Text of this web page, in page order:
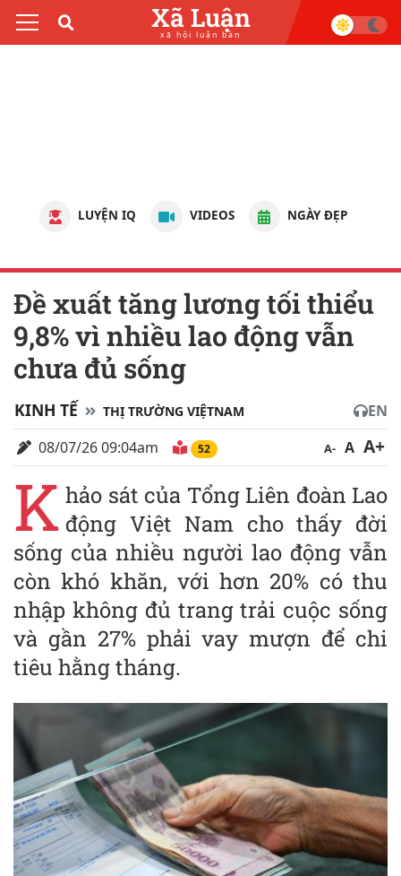
Xã Luận
xã hội luận bàn
LUYỆN IQ VIDEOS NGÀY ĐẸP
Đề xuất tăng lương tối thiểu
9,8% vì nhiều lao động vẫn
chưa đủ sống
KINH TẾ THỊ TRƯỜNG VIỆTNAM
EN
08/07/26 09:04am
52 A- A A+
K hảo sát của Tổng Liên đoàn Lao
động Việt Nam cho thấy đời
sống của nhiều người lao động vẫn
còn khó khăn, với hơn 20% có thu
nhập không đủ trang trải cuộc sống
và gần 27% phải vay mượn để chi
tiêu hằng tháng.